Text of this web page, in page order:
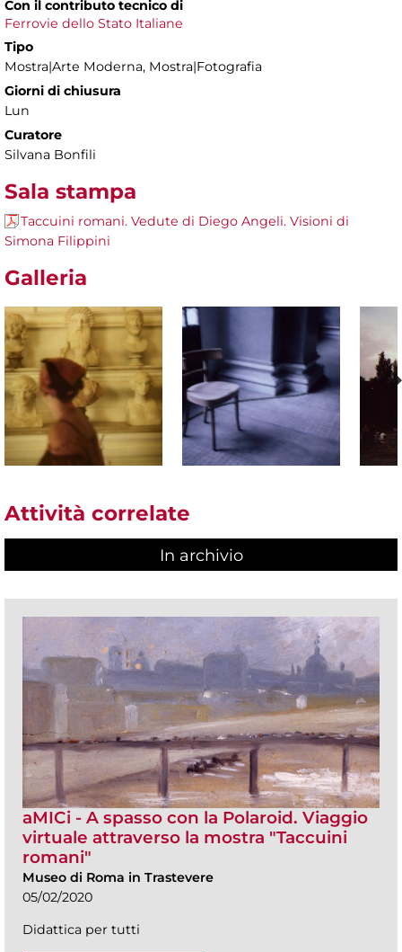
Con il contributo tecnico di
Ferrovie dello Stato Italiane
Tipo
Mostra|Arte Moderna, Mostra|Fotografia
Giorni di chiusura
Lun
Curatore
Silvana Bonfili
Sala stampa
Taccuini romani. Vedute di Diego Angeli. Visioni di
Simona Filippini
Galleria
Attività correlate
In archivio
aMICi - A spasso con la Polaroid. Viaggio
virtuale attraverso la mostra "Taccuini
romani"
Museo di Roma in Trastevere
05/02/2020
Didattica per tutti